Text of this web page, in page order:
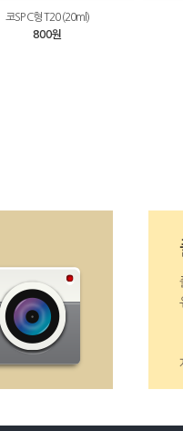
코SP C형 T20 (20ml)
800원